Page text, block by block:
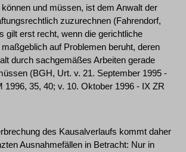
und müssen, ist dem Anwalt der
zuzurechnen (Fahrendorf,
gilt erst recht, wenn die gerichtliche
auf Problemen beruht, deren
durch sachgemäßes Arbeiten gerade
(BGH, Urt. v. 21. September 1995 -
1996, 35, 40; v. 10. Oktober 1996 - IX ZR
des Kausalverlaufs kommt daher
Ausnahmefällen in Betracht: Nur in